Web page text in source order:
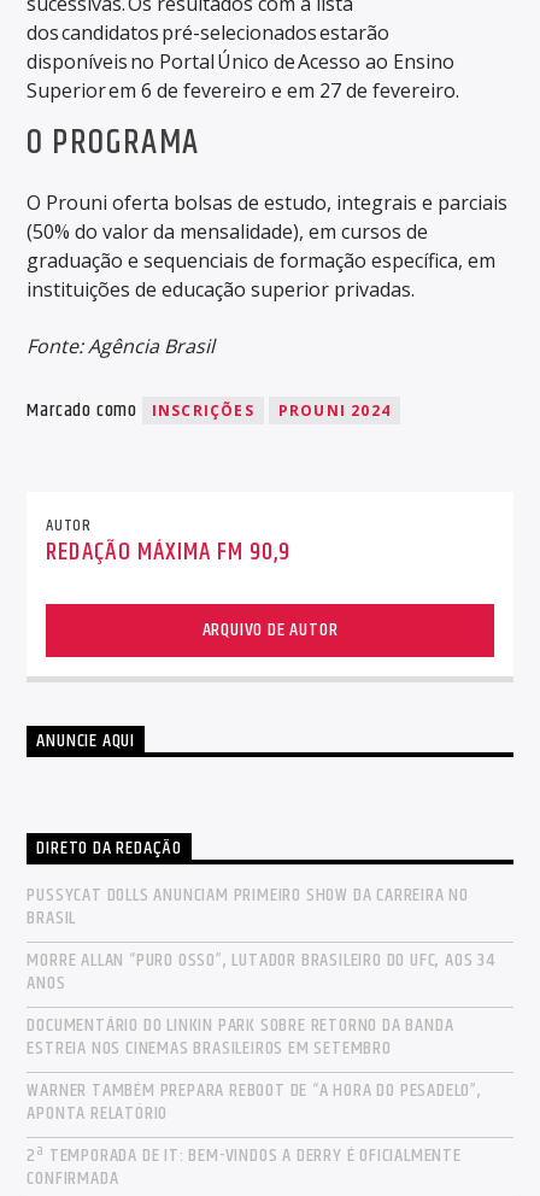
dos candidatos pré-selecionados estarão
disponíveis no Portal Único de Acesso ao Ensino
Superior em 6 de fevereiro e em 27 de fevereiro.
O PROGRAMA
O Prouni oferta bolsas de estudo, integrais e parciais
(50% do valor da mensalidade), em cursos de
graduação e sequenciais de formação específica, em
instituições de educação superior privadas.
Fonte: Agência Brasil
Marcado como INSCRIÇÕES PROUNI 2024
AUTOR
REDAÇÃO MÁXIMA FM 90,9
ARQUIVO DE AUTOR
ANUNCIE AQUI
DIRETO DA REDAÇÃO
PUSSYCAT DOLLS ANUNCIAM PRIMEIRO SHOW DA CARREIRA NO
BRASIL
MORRE ALLAN “PURO OSSO”, LUTADOR BRASILEIRO DO UFC, AOS 34
ANOS
DOCUMENTÁRIO DO LINKIN PARK SOBRE RETORNO DA BANDA
ESTREIA NOS CINEMAS BRASILEIROS EM SETEMBRO
WARNER TAMBÉM PREPARA REBOOT DE “A HORA DO PESADELO”,
APONTA RELATÓRIO
2ª TEMPORADA DE IT: BEM-VINDOS A DERRY É OFICIALMENTE
CONFIRMADA